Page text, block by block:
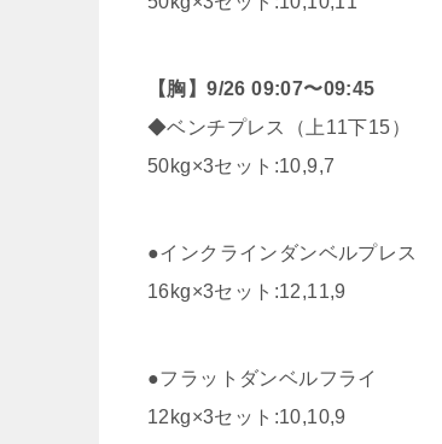
【胸】9/26 09:07〜09:45
◆ベンチプレス（上11下15）
50kg×3セット:10,9,7
●インクラインダンベルプレス
16kg×3セット:12,11,9
●フラットダンベルフライ
12kg×3セット:10,10,9